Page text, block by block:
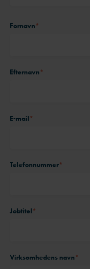
Fornavn*
Efternavn*
E-mail*
Telefonnummer*
Jobtitel*
Virksomhedens navn*